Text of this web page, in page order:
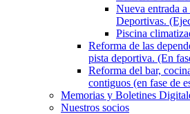
Nueva entrada
Deportivas.
Piscina
Reforma de las
pista deportiva. (En
Reforma del bar,
contiguos (en fase de
Memorias y Boletines
Nuestros socios